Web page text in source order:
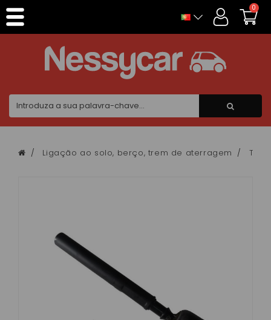
0
Ligação ao solo, berço, trem de aterragem
Painel de Gerenciamento de Cookies